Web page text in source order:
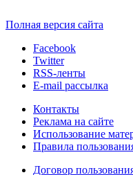
Полная версия сайта
Facebook
Twitter
RSS-ленты
E-mail рассылка
Контакты
Реклама на сайте
Использование
Правила
Договор